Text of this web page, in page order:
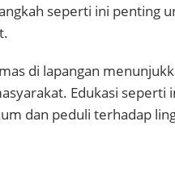
seperti ini penting
di lapangan
Edukasi seperti
dan peduli terhadap